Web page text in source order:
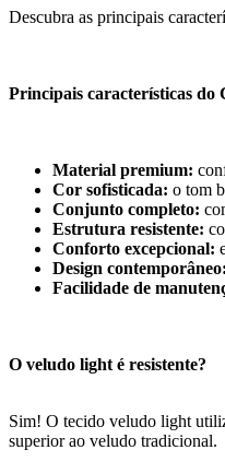
Descubra as principais
Principais características do
Material premium:
Cor sofisticada: o tom
Conjunto completo:
Estrutura resistente:
Conforto excepcional:
Design contemporâneo:
Facilidade de
O veludo light é resistente?
Sim! O tecido veludo light
superior ao veludo tradicional.